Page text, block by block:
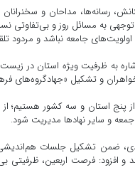
رسانه‌ها، مداحان و
به مسائل روز و بی‌تفاوتی
جامعه نباشد و مردود
به ظرفیت ویژه استان در
و تشکیل «جهادگروه‌های
پنج استان و سه کشور هستیم؛
و سایر نهادها مدیریت شود.
ضمن تشکیل جلسات
افزود: فرصت اربعین، ظرفیتی